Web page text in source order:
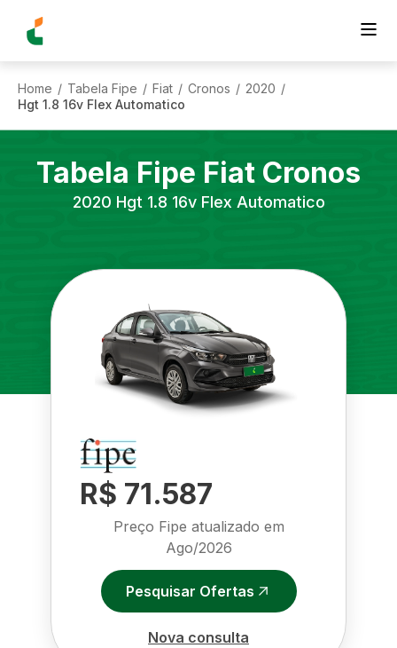
Home / Tabela Fipe / Fiat / Cronos / 2020 /
Hgt 1.8 16v Flex Automatico
Tabela Fipe Fiat Cronos
2020 Hgt 1.8 16v Flex Automatico
R$ 71.587
Preço Fipe atualizado em
Ago/2026
Pesquisar Ofertas
Nova consulta